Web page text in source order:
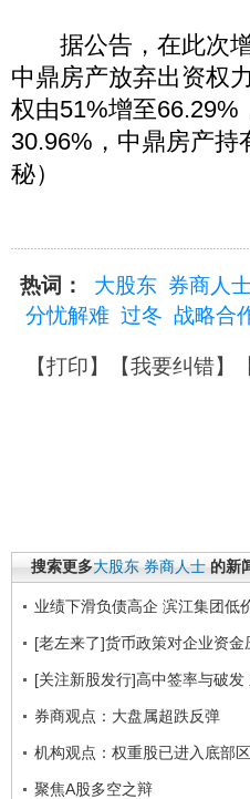
据公告，在此次增
中鼎房产放弃出资权
权由51%增至66.29%
30.96%，中鼎房产
秘）
热词： 大股东 券商人
分忧解难 过冬 战略合
【打印】【我要纠错】
搜索更多大股东 券商人士 的新
业绩下滑负债高企 滨江集团低
[老左来了]货币政策对企业资
[关注新股发行]高中签率与破发
券商观点：大盘属超跌反弹
机构观点：权重股已进入底部
聚焦A股多空之辩